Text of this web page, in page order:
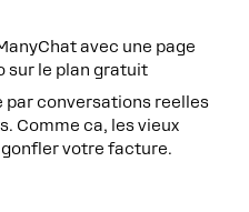
avec une page
sur le plan gratuit
par conversations reelles
Comme ca, les vieux
votre facture.